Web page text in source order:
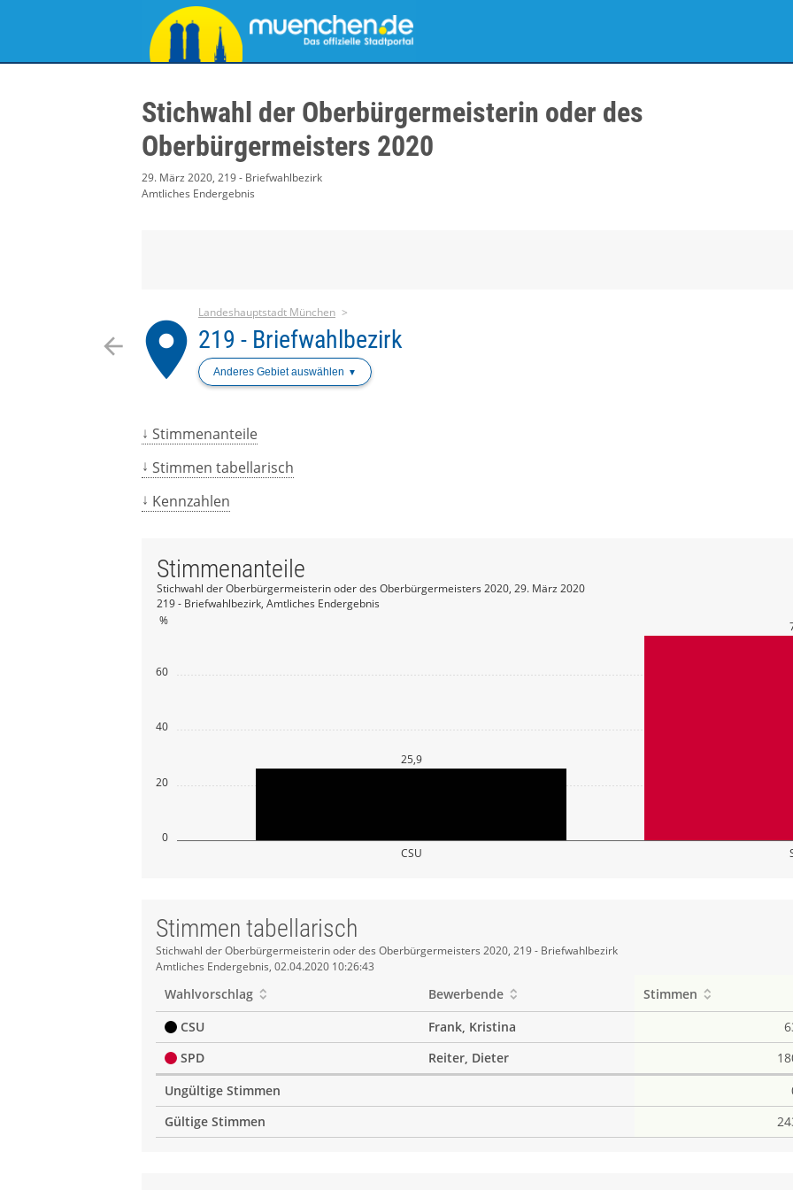
Stichwahl der Oberbürgermeisterin oder des
Oberbürgermeisters 2020
29. März 2020, 219 - Briefwahlbezirk
Amtliches Endergebnis
arrow_back place
Landeshauptstadt München
219 - Briefwahlbezirk
Anderes Gebiet auswählen
Stimmenanteile
Stimmen tabellarisch
Kennzahlen
0
20
40
60
%
CSU
25,9
Stimmenanteile
Stichwahl der Oberbürgermeisterin oder des Oberbürgermeisters 2020, 29. März 2020
219 - Briefwahlbezirk, Amtliches Endergebnis
Stimmen tabellarisch
Stimmen
tabellarisch
Stichwahl der Oberbürgermeisterin oder des Oberbürgermeisters 2020, 219 - Briefwahlbezirk
Amtliches Endergebnis, 02.04.2020 10:26:43
Wahlvorschlag Bewerbende Stimmen
CSU
Frank, Kristina
SPD
Reiter, Dieter
Ungültige Stimmen
Gültige Stimmen